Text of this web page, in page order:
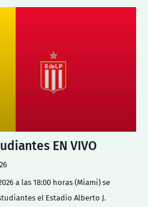
EN VIVO
a las 18:00 horas (Miami) se
el Estadio Alberto J.